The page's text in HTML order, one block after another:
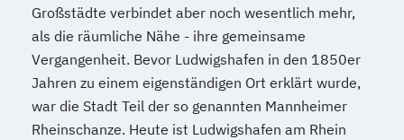
Großstädte verbindet aber noch wesentlich mehr,
als die räumliche Nähe - ihre gemeinsame
Vergangenheit. Bevor Ludwigshafen in den 1850er
Jahren zu einem eigenständigen Ort erklärt wurde,
war die Stadt Teil der so genannten Mannheimer
Rheinschanze. Heute ist Ludwigshafen am Rhein